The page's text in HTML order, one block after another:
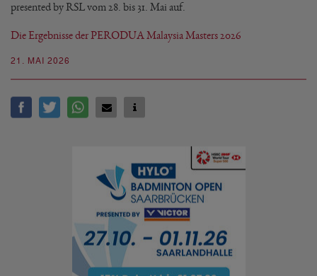
21. MAI 2026
presented by RSL vom 28. bis 31. Mai auf.
Die Ergebnisse der PERODUA Malaysia Masters 2026